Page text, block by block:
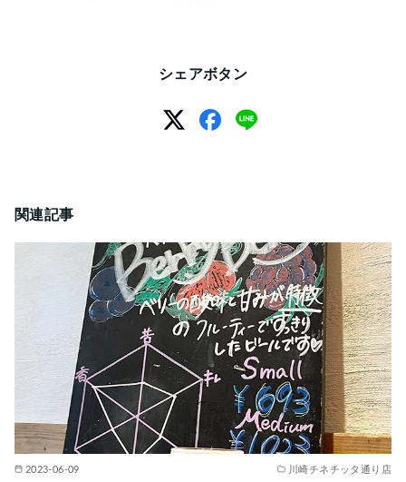
シェアボタン
関連記事
2023-06-09 川崎チネチッタ通り店